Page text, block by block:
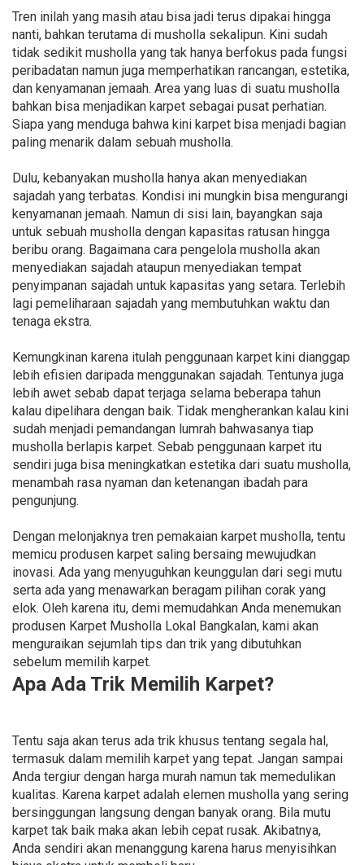
Tren inilah yang masih atau bisa jadi terus dipakai hingga
nanti, bahkan terutama di musholla sekalipun. Kini sudah
tidak sedikit musholla yang tak hanya berfokus pada fungsi
peribadatan namun juga memperhatikan rancangan, estetika,
dan kenyamanan jemaah. Area yang luas di suatu musholla
bahkan bisa menjadikan karpet sebagai pusat perhatian.
Siapa yang menduga bahwa kini karpet bisa menjadi bagian
paling menarik dalam sebuah musholla.
Dulu, kebanyakan musholla hanya akan menyediakan
sajadah yang terbatas. Kondisi ini mungkin bisa mengurangi
kenyamanan jemaah. Namun di sisi lain, bayangkan saja
untuk sebuah musholla dengan kapasitas ratusan hingga
beribu orang. Bagaimana cara pengelola musholla akan
menyediakan sajadah ataupun menyediakan tempat
penyimpanan sajadah untuk kapasitas yang setara. Terlebih
lagi pemeliharaan sajadah yang membutuhkan waktu dan
tenaga ekstra.
Kemungkinan karena itulah penggunaan karpet kini dianggap
lebih efisien daripada menggunakan sajadah. Tentunya juga
lebih awet sebab dapat terjaga selama beberapa tahun
kalau dipelihara dengan baik. Tidak mengherankan kalau kini
sudah menjadi pemandangan lumrah bahwasanya tiap
musholla berlapis karpet. Sebab penggunaan karpet itu
sendiri juga bisa meningkatkan estetika dari suatu musholla,
menambah rasa nyaman dan ketenangan ibadah para
pengunjung.
Dengan melonjaknya tren pemakaian karpet musholla, tentu
memicu produsen karpet saling bersaing mewujudkan
inovasi. Ada yang menyuguhkan keunggulan dari segi mutu
serta ada yang menawarkan beragam pilihan corak yang
elok. Oleh karena itu, demi memudahkan Anda menemukan
produsen Karpet Musholla Lokal Bangkalan, kami akan
menguraikan sejumlah tips dan trik yang dibutuhkan
sebelum memilih karpet.
Apa Ada Trik Memilih Karpet?
Tentu saja akan terus ada trik khusus tentang segala hal,
termasuk dalam memilih karpet yang tepat. Jangan sampai
Anda tergiur dengan harga murah namun tak memedulikan
kualitas. Karena karpet adalah elemen musholla yang sering
bersinggungan langsung dengan banyak orang. Bila mutu
karpet tak baik maka akan lebih cepat rusak. Akibatnya,
Anda sendiri akan menanggung karena harus menyisihkan